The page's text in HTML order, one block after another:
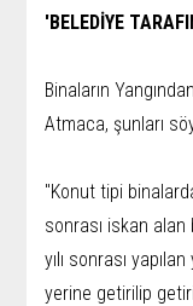
'BELEDİYE
Binaların
Atmaca, şunları
"Konut tipi
sonrası iskan
yılı sonrası
yerine getirilip